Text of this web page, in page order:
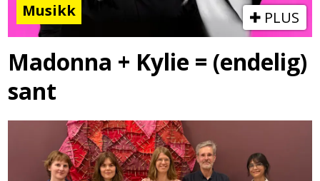
Musikk PLUS
Madonna + Kylie = (endelig)
sant